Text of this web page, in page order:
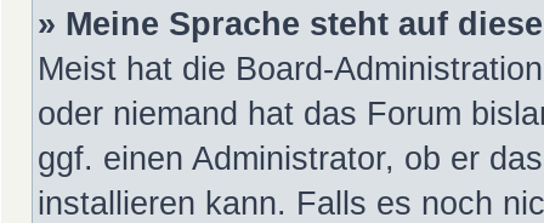
» Meine Sprache steht auf
Meist hat die Board-
oder niemand hat das Forum
ggf. einen Administrator, ob er
installieren kann. Falls es noch